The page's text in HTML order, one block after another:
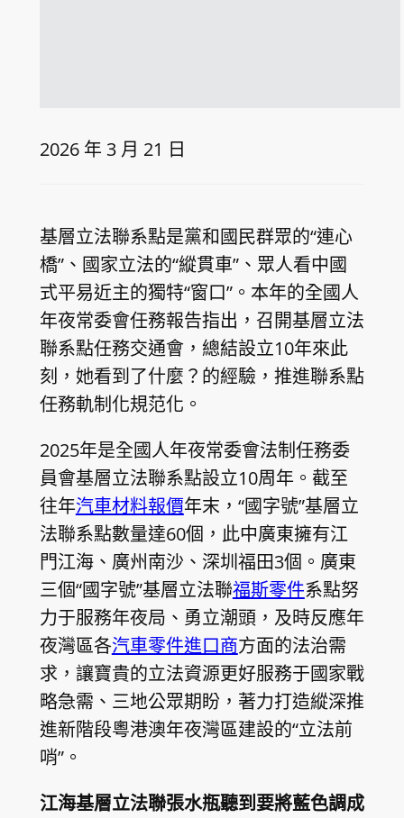
2026 年 3 月 21 日
基層立法聯系點是黨和國民群眾的“連心
橋”、國家立法的“縱貫車”、眾人看中國
式平易近主的獨特“窗口”。本年的全國人
年夜常委會任務報告指出，召開基層立法
聯系點任務交通會，總結設立10年來此
刻，她看到了什麼？的經驗，推進聯系點
任務軌制化規范化。
2025年是全國人年夜常委會法制任務委
員會基層立法聯系點設立10周年。截至
往年汽車材料報價年末，“國字號”基層立
法聯系點數量達60個，此中廣東擁有江
門江海、廣州南沙、深圳福田3個。廣東
三個“國字號”基層立法聯福斯零件系點努
力于服務年夜局、勇立潮頭，及時反應年
夜灣區各汽車零件進口商方面的法治需
求，讓寶貴的立法資源更好服務于國家戰
略急需、三地公眾期盼，著力打造縱深推
進新階段粵港澳年夜灣區建設的“立法前
哨”。
江海基層立法聯張水瓶聽到要將藍色調成